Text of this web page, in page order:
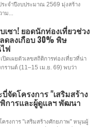
ะจำปีงบประมาณ 2569 มุ่งสร้าง
ม...
เซา! ยอดนักท่องเที่ยวช่วง
ดลงเกือบ 30% พิษ
ฟ
ดเผยตัวเลขสถิติการท่องเที่ยวที่น่า
รานต์ (11–15 เม.ย. 69) พบว่า
จัดโครงการ "เสริมสร้าง
การและผู้ดูแลฯ พัฒนา
ครงการ "เสริมสร้างศักยภาพ" หนุนผู้